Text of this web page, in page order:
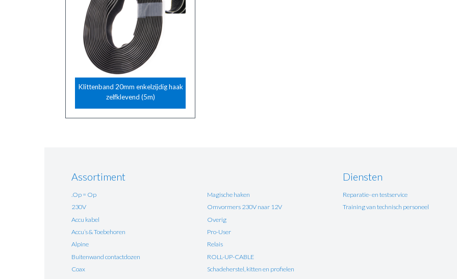
Klittenband 20mm enkelzijdig haak
zelfklevend (5m)
Assortiment
.Op = Op
230V
Accu kabel
Accu’s & Toebehoren
Alpine
Buitenwand contactdozen
Coax
Magische haken
Omvormers 230V naar 12V
Overig
Pro-User
Relais
ROLL-UP-CABLE
Schadeherstel, kitten en profielen
Diensten
Reparatie- en testservice
Training van technisch personeel